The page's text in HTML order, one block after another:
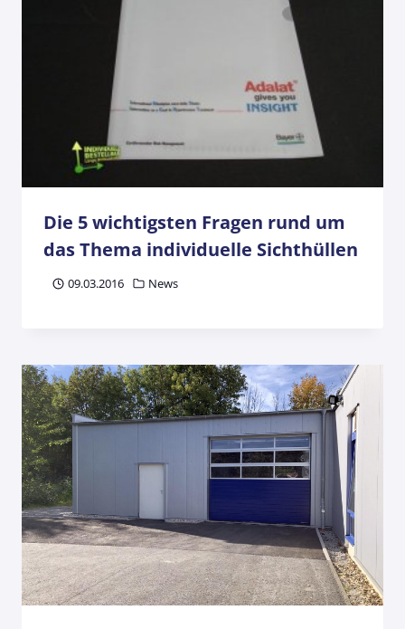
Die 5 wichtigsten Fragen rund um
das Thema individuelle Sichthüllen
09.03.2016 News